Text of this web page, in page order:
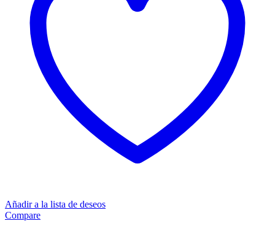
Añadir a la lista de deseos
Compare